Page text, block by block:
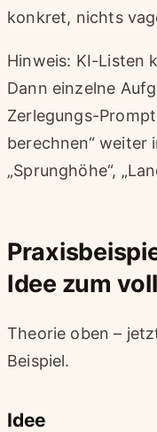
konkret, nichts
Hinweis: KI-Listen
Dann einzelne
Zerlegungs-
berechnen“ weiter
„Sprunghöhe“,
Idee zum
Theorie oben –
Beispiel.
Idee